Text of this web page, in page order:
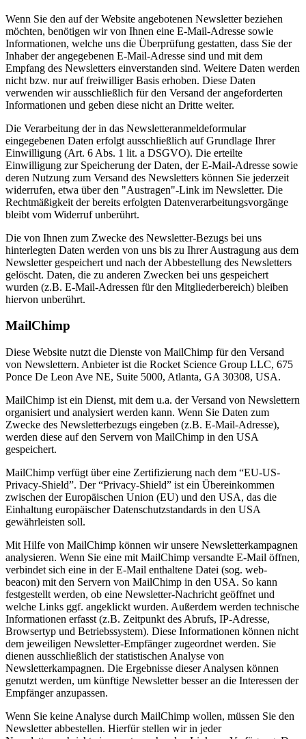
Wenn Sie den auf der Website angebotenen Newsletter beziehen
möchten, benötigen wir von Ihnen eine E-Mail-Adresse sowie
Informationen, welche uns die Überprüfung gestatten, dass Sie der
Inhaber der angegebenen E-Mail-Adresse sind und mit dem
Empfang des Newsletters einverstanden sind. Weitere Daten werden
nicht bzw. nur auf freiwilliger Basis erhoben. Diese Daten
verwenden wir ausschließlich für den Versand der angeforderten
Informationen und geben diese nicht an Dritte weiter.
Die Verarbeitung der in das Newsletteranmeldeformular
eingegebenen Daten erfolgt ausschließlich auf Grundlage Ihrer
Einwilligung (Art. 6 Abs. 1 lit. a DSGVO). Die erteilte
Einwilligung zur Speicherung der Daten, der E-Mail-Adresse sowie
deren Nutzung zum Versand des Newsletters können Sie jederzeit
widerrufen, etwa über den "Austragen"-Link im Newsletter. Die
Rechtmäßigkeit der bereits erfolgten Datenverarbeitungsvorgänge
bleibt vom Widerruf unberührt.
Die von Ihnen zum Zwecke des Newsletter-Bezugs bei uns
hinterlegten Daten werden von uns bis zu Ihrer Austragung aus dem
Newsletter gespeichert und nach der Abbestellung des Newsletters
gelöscht. Daten, die zu anderen Zwecken bei uns gespeichert
wurden (z.B. E-Mail-Adressen für den Mitgliederbereich) bleiben
hiervon unberührt.
MailChimp
Diese Website nutzt die Dienste von MailChimp für den Versand
von Newslettern. Anbieter ist die Rocket Science Group LLC, 675
Ponce De Leon Ave NE, Suite 5000, Atlanta, GA 30308, USA.
MailChimp ist ein Dienst, mit dem u.a. der Versand von Newslettern
organisiert und analysiert werden kann. Wenn Sie Daten zum
Zwecke des Newsletterbezugs eingeben (z.B. E-Mail-Adresse),
werden diese auf den Servern von MailChimp in den USA
gespeichert.
MailChimp verfügt über eine Zertifizierung nach dem “EU-US-
Privacy-Shield”. Der “Privacy-Shield” ist ein Übereinkommen
zwischen der Europäischen Union (EU) und den USA, das die
Einhaltung europäischer Datenschutzstandards in den USA
gewährleisten soll.
Mit Hilfe von MailChimp können wir unsere Newsletterkampagnen
analysieren. Wenn Sie eine mit MailChimp versandte E-Mail öffnen,
verbindet sich eine in der E-Mail enthaltene Datei (sog. web-
beacon) mit den Servern von MailChimp in den USA. So kann
festgestellt werden, ob eine Newsletter-Nachricht geöffnet und
welche Links ggf. angeklickt wurden. Außerdem werden technische
Informationen erfasst (z.B. Zeitpunkt des Abrufs, IP-Adresse,
Browsertyp und Betriebssystem). Diese Informationen können nicht
dem jeweiligen Newsletter-Empfänger zugeordnet werden. Sie
dienen ausschließlich der statistischen Analyse von
Newsletterkampagnen. Die Ergebnisse dieser Analysen können
genutzt werden, um künftige Newsletter besser an die Interessen der
Empfänger anzupassen.
Wenn Sie keine Analyse durch MailChimp wollen, müssen Sie den
Newsletter abbestellen. Hierfür stellen wir in jeder